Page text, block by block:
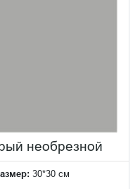
необрезной
30*30 см